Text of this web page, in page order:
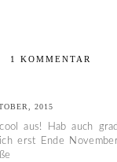
1 KOMMENTAR
2015
aus! Hab auch
erst Ende